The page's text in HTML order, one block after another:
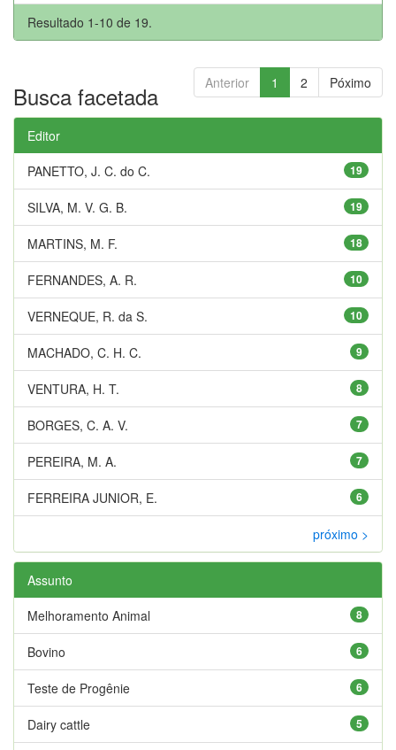
Resultado 1-10 de 19.
Anterior 1 2 Póximo
Busca facetada
Editor
19
PANETTO, J. C. do C.
19
SILVA, M. V. G. B.
18
MARTINS, M. F.
10
FERNANDES, A. R.
10
VERNEQUE, R. da S.
9
MACHADO, C. H. C.
8
VENTURA, H. T.
7
BORGES, C. A. V.
7
PEREIRA, M. A.
6
FERREIRA JUNIOR, E.
próximo >
Assunto
8
Melhoramento Animal
6
Bovino
6
Teste de Progênie
5
Dairy cattle